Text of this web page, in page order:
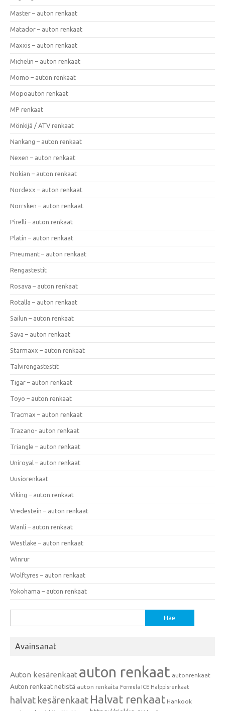
Master – auton renkaat
Matador – auton renkaat
Maxxis – auton renkaat
Michelin – auton renkaat
Momo – auton renkaat
Mopoauton renkaat
MP renkaat
Mönkijä / ATV renkaat
Nankang – auton renkaat
Nexen – auton renkaat
Nokian – auton renkaat
Nordexx – auton renkaat
Norrsken – auton renkaat
Pirelli – auton renkaat
Platin – auton renkaat
Pneumant – auton renkaat
Rengastestit
Rosava – auton renkaat
Rotalla – auton renkaat
Sailun – auton renkaat
Sava – auton renkaat
Starmaxx – auton renkaat
Talvirengastestit
Tigar – auton renkaat
Toyo – auton renkaat
Tracmax – auton renkaat
Trazano- auton renkaat
Triangle – auton renkaat
Uniroyal – auton renkaat
Uusiorenkaat
Viking – auton renkaat
Vredestein – auton renkaat
Wanli – auton renkaat
Westlake – auton renkaat
Winrur
Wolftyres – auton renkaat
Yokohama – auton renkaat
Avainsanat
Auton kesärenkaat auton renkaat autonrenkaat
Auton renkaat netistä auton renkaita Formula ICE Halppisrenkaat
halvat kesärenkaat Halvat renkaat Hankook